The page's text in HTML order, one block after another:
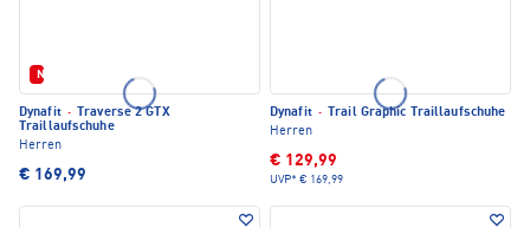
Neu
Dynafit ·
Traverse 2 GTX
Traillaufschuhe
Herren
€ 169,99
Dynafit ·
Trail Graphic Traillaufschuhe
Herren
€ 129,99
UVP* € 169,99